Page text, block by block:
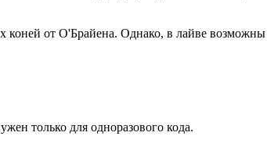
от О'Брайена. Однако, в лайве возможны
только для одноразового кода.